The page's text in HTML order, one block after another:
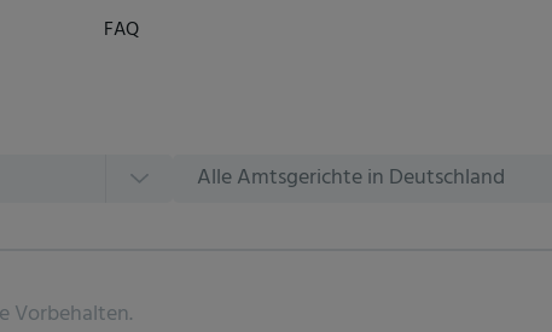
FAQ
Alle Amtsgerichte in Deutschland
Vorbehalten.